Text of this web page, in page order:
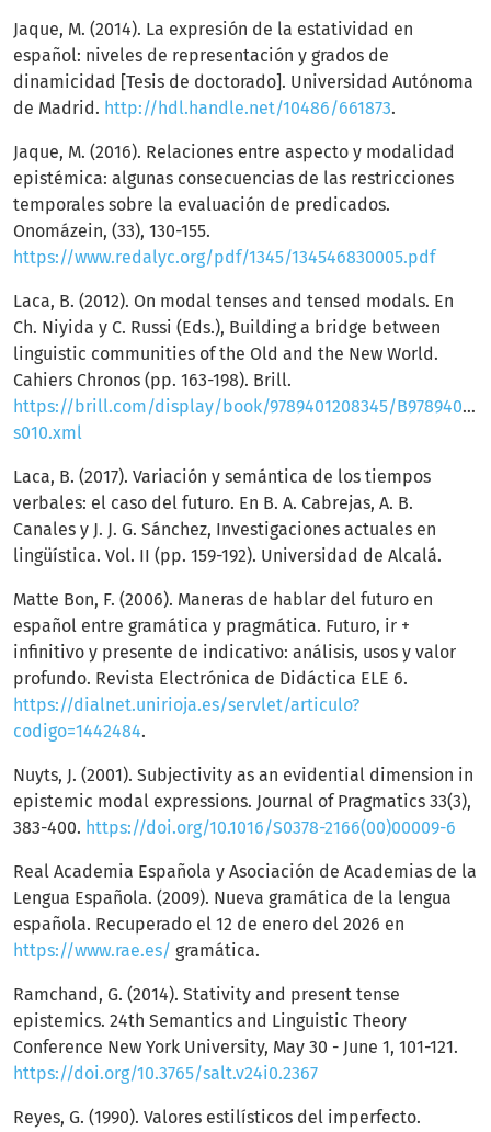
Jaque, M. (2014). La expresión de la estatividad en
español: niveles de representación y grados de
dinamicidad [Tesis de doctorado]. Universidad Autónoma
de Madrid. http://hdl.handle.net/10486/661873.
Jaque, M. (2016). Relaciones entre aspecto y modalidad
epistémica: algunas consecuencias de las restricciones
temporales sobre la evaluación de predicados.
Onomázein, (33), 130-155.
https://www.redalyc.org/pdf/1345/134546830005.pdf
Laca, B. (2012). On modal tenses and tensed modals. En
Ch. Niyida y C. Russi (Eds.), Building a bridge between
linguistic communities of the Old and the New World.
Cahiers Chronos (pp. 163-198). Brill.
https://brill.com/display/book/9789401208345/
s010.xml
Laca, B. (2017). Variación y semántica de los tiempos
verbales: el caso del futuro. En B. A. Cabrejas, A. B.
Canales y J. J. G. Sánchez, Investigaciones actuales en
lingüística. Vol. II (pp. 159-192). Universidad de Alcalá.
Matte Bon, F. (2006). Maneras de hablar del futuro en
español entre gramática y pragmática. Futuro, ir +
infinitivo y presente de indicativo: análisis, usos y valor
profundo. Revista Electrónica de Didáctica ELE 6.
https://dialnet.unirioja.es/servlet/articulo?
codigo=1442484.
Nuyts, J. (2001). Subjectivity as an evidential dimension in
epistemic modal expressions. Journal of Pragmatics 33(3),
383-400. https://doi.org/10.1016/S0378-2166(00)00009-6
Real Academia Española y Asociación de Academias de la
Lengua Española. (2009). Nueva gramática de la lengua
española. Recuperado el 12 de enero del 2026 en
https://www.rae.es/ gramática.
Ramchand, G. (2014). Stativity and present tense
epistemics. 24th Semantics and Linguistic Theory
Conference New York University, May 30 - June 1, 101-121.
https://doi.org/10.3765/salt.v24i0.2367
Reyes, G. (1990). Valores estilísticos del imperfecto.